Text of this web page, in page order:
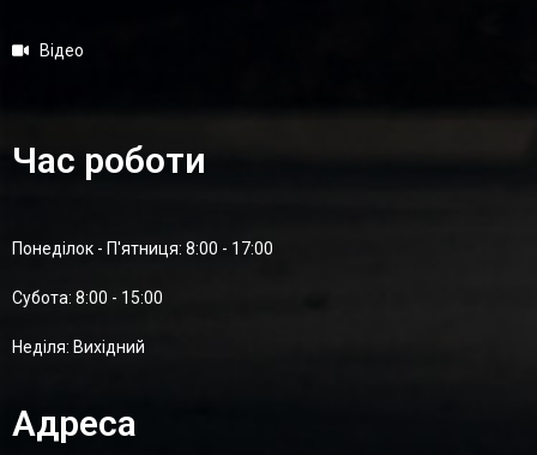
Відео
Час роботи
Понеділок - П'ятниця: 8:00 - 17:00
Суботa: 8:00 - 15:00
Неділя: Вихідний
Адреса